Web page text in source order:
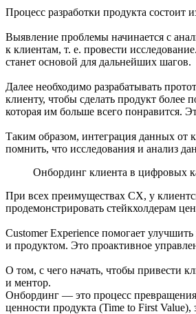
Процесс разработки продукта
Выявление проблемы начинается с
к клиентам, т. е. провести
станет основой для дальнейших шагов.
Далее необходимо разрабатывать
клиенту, чтобы сделать продукт более
которая им больше всего понравится.
Таким образом, интеграция данных от
помнить, что исследования и анализ
Онбординг клиента в цифровых
При всех преимуществах CX, у
продемонстрировать стейкхолдерам
Customer Experience помогает
и продуктом. Это проактивное
О том, с чего начать, чтобы привести
и ментор.
Онбординг — это процесс превращения
ценности продукта (Time to First